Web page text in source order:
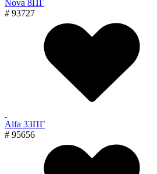
Nova 8ПГ
# 93727
Alfa 33ПГ
# 95656